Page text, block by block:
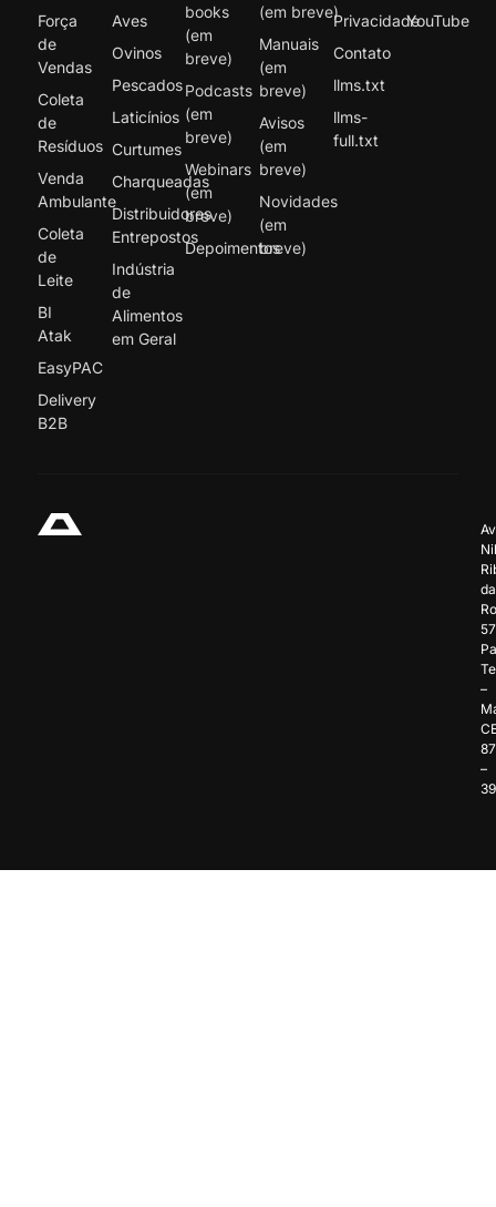
Força
de
Vendas
Coleta
de
Resíduos
Venda
Ambulante
Coleta
de
Leite
BI
Atak
EasyPAC
Delivery
B2B
Aves
Ovinos
Pescados
Laticínios
Curtumes
Charqueadas
Distribuidores
Entrepostos
Indústria
de
Alimentos
em Geral
books
(em
breve)
Podcasts
(em
breve)
Webinars
(em
breve)
Depoimentos
(em breve)
Manuais
(em
breve)
Avisos
(em
breve)
Novidades
(em
breve)
Privacidade
Contato
llms.txt
llms-
full.txt
YouTube
da
–
–